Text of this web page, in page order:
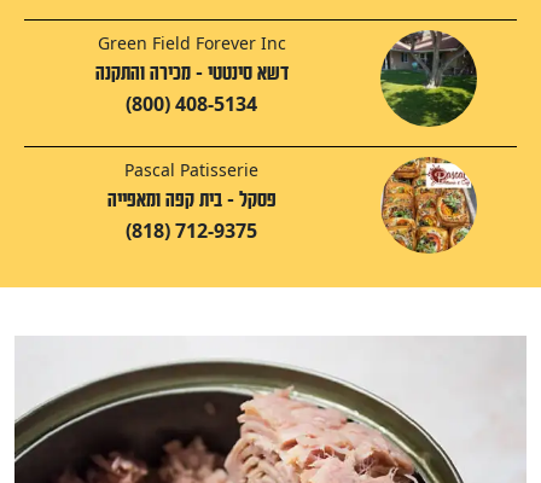
Green Field Forever Inc
דשא סינטטי - מכירה והתקנה
(800) 408-5134
Pascal Patisserie
פסקל - בית קפה ומאפייה
(818) 712-9375